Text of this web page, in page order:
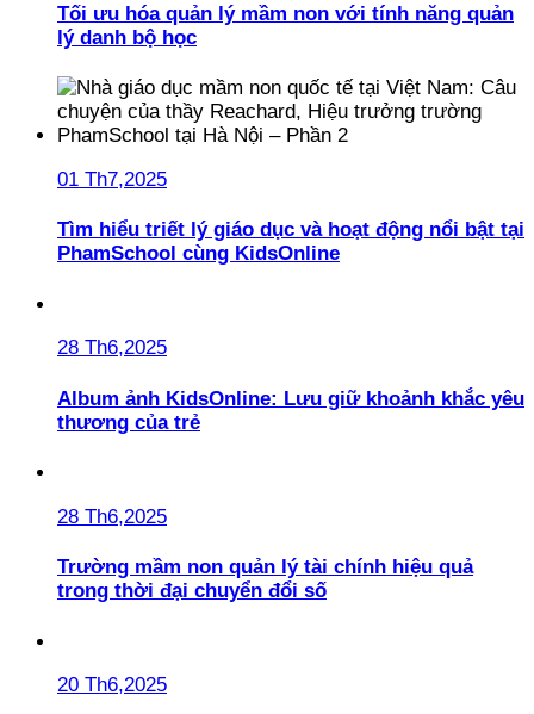
Tối ưu hóa quản lý mầm non với tính năng quản
lý danh bộ học
01 Th7,2025
Tìm hiểu triết lý giáo dục và hoạt động nổi bật tại
PhamSchool cùng KidsOnline
28 Th6,2025
Album ảnh KidsOnline: Lưu giữ khoảnh khắc yêu
thương của trẻ
28 Th6,2025
Trường mầm non quản lý tài chính hiệu quả
trong thời đại chuyển đổi số
20 Th6,2025